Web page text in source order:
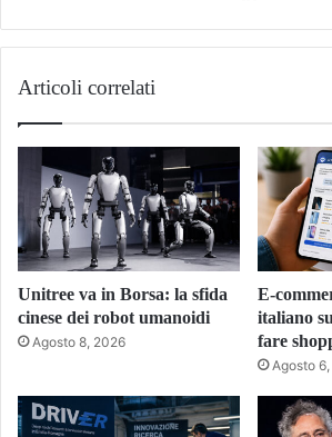
Articoli correlati
Unitree va in Borsa: la sfida
cinese dei robot umanoidi
Agosto 8, 2026
E-
italiano
fare
Agosto